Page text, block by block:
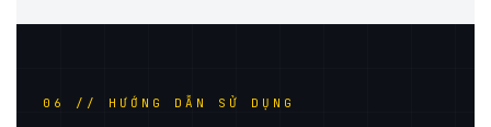
06 // HƯỚNG DẪN SỬ DỤNG